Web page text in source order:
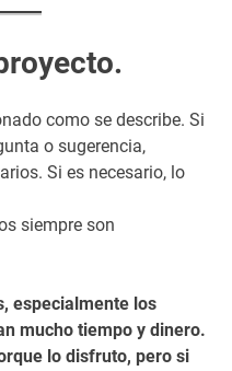
como se describe. Si
o sugerencia,
Si es necesario, lo
siempre son
especialmente los
mucho tiempo y dinero.
lo disfruto, pero si